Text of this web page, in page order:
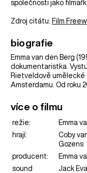
společnosti jako
Zdroj citátu: Film
biografie
Emma van den Berg
dokumentaristka.
Rietveldově umělecké
Amsterdamu. Od roku
více o filmu
režie:
Emma
hrají:
Coby
Gozens
producent:
Emma
sound
Jack